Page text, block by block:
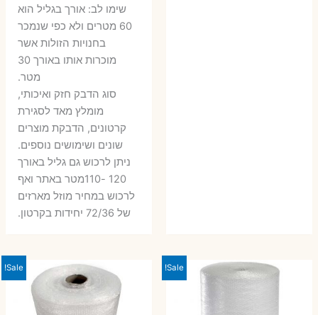
שימו לב: אורך בגליל הוא
60 מטרים ולא כפי שנמכר
בחנויות הזולות אשר
מוכרות אותו באורך 30
מטר.
סוג הדבק חזק ואיכותי,
מומלץ מאד לסגירת
קרטונים, הדבקת מוצרים
שונים ושימושים נוספים.
ניתן לרכוש גם גליל באורך
120 -110מטר באתר ואף
לרכוש במחיר מוזל מארזים
של 72/36 יחידות בקרטון.
Sale!
Sale!